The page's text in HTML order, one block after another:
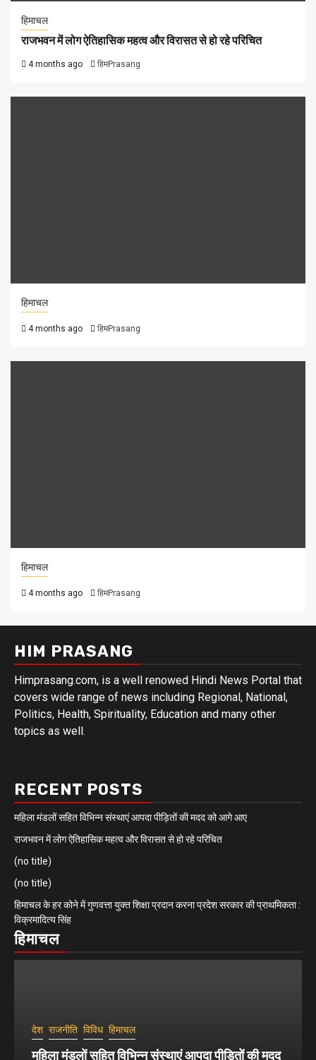
हिमाचल
राजभवन में लोग ऐतिहासिक महत्व और विरासत से हो रहे परिचित
4 months ago हिमPrasang
हिमाचल
4 months ago हिमPrasang
हिमाचल
4 months ago हिमPrasang
HIM PRASANG
Himprasang.com, is a well renowed Hindi News Portal that
covers wide range of news including Regional, National,
Politics, Health, Spirituality, Education and many other
topics as well.
RECENT POSTS
महिला मंडलों सहित विभिन्न संस्थाएं आपदा पीड़ितों की मदद को आगे आए
राजभवन में लोग ऐतिहासिक महत्व और विरासत से हो रहे परिचित
(no title)
(no title)
हिमाचल के हर कोने में गुणवत्ता युक्त शिक्षा प्रदान करना प्रदेश सरकार की प्राथमिकता :
विक्रमादित्य सिंह
हिमाचल
देश राजनीति विविध हिमाचल
महिला मंडलों सहित विभिन्न संस्थाएं आपदा पीड़ितों की मदद